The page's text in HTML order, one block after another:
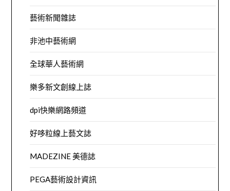
藝術新聞雜誌
非池中藝術網
全球華人藝術網
樂多新文創線上誌
dpi快樂網路頻道
好哆粒線上藝文誌
MADEZINE 美德誌
PEGA藝術設計資訊